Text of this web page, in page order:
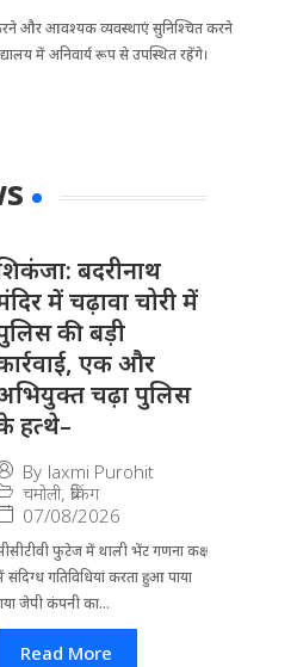
और आवश्यक व्यवस्थाएं सुनि​श्चित करने
में अनिवार्य रूप से उपस्थित रहेंगे।
बदरीनाथ
में चढ़ावा चोरी में
की बड़ी
एक और
चढ़ा पुलिस
हत्थे–
By laxmi Purohit
चमोली, ब्रेकिंग
07/08/2026
फुटेज में थाली भेंट गणना कक्ष
संदिग्ध गतिविधियां करता हुआ पाया
जेपी कंपनी का...
Read More